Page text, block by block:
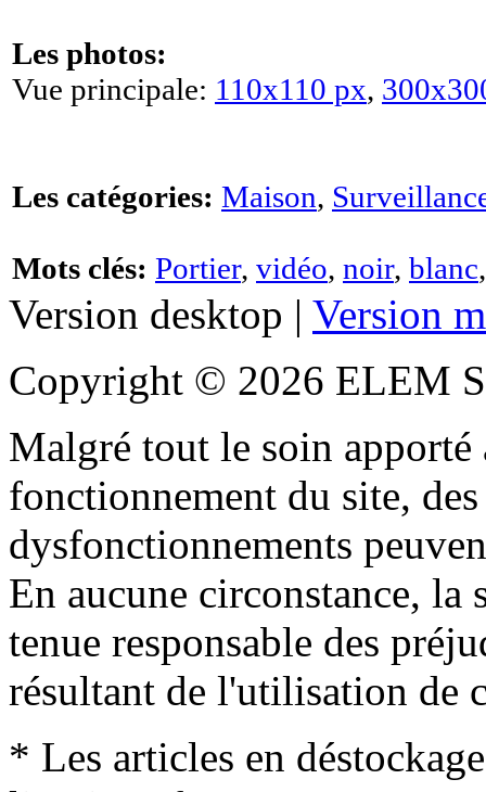
Les photos:
Vue principale: 110x110 px,
Les catégories: Maison,
Mots clés: Portier, vidéo, noir, blanc
Version desktop | Version
Copyright © 2026 ELEM
Malgré tout le soin apporté
fonctionnement du site,
dysfonctionnements
En aucune circonstance, la
tenue responsable des
résultant de l'utilisation de
* Les articles en